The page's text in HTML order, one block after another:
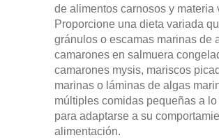
de alimentos carnosos y materia
Proporcione una dieta variada
gránulos o escamas marinas de
camarones en salmuera
camarones mysis, mariscos
marinas o láminas de algas
múltiples comidas pequeñas a
para adaptarse a su
alimentación.